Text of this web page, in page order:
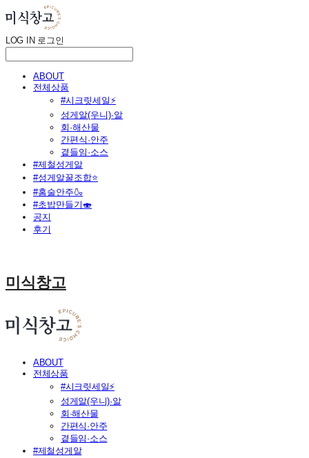
LOG IN 로그인
ABOUT
전체상품
#시크릿세일⚡
성게알(우니)·알
회·해산물
간편식·안주
곁들임·소스
#제철성게알
#성게알꿀조합⭐
#홈술안주🍶
#초밥만들기🍣
공지
후기
미식창고
ABOUT
전체상품
#시크릿세일⚡
성게알(우니)·알
회·해산물
간편식·안주
곁들임·소스
#제철성게알